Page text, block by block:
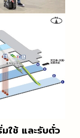
ใช้ และรับตั๋ว